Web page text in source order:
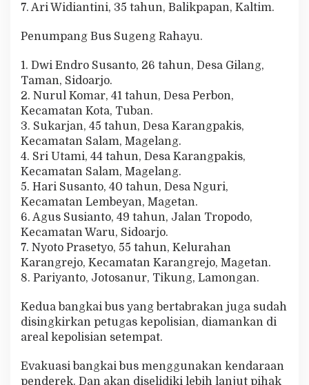
7. Ari Widiantini, 35 tahun, Balikpapan, Kaltim.
Penumpang Bus Sugeng Rahayu.
1. Dwi Endro Susanto, 26 tahun, Desa Gilang,
Taman, Sidoarjo.
2. Nurul Komar, 41 tahun, Desa Perbon,
Kecamatan Kota, Tuban.
3. Sukarjan, 45 tahun, Desa Karangpakis,
Kecamatan Salam, Magelang.
4. Sri Utami, 44 tahun, Desa Karangpakis,
Kecamatan Salam, Magelang.
5. Hari Susanto, 40 tahun, Desa Nguri,
Kecamatan Lembeyan, Magetan.
6. Agus Susianto, 49 tahun, Jalan Tropodo,
Kecamatan Waru, Sidoarjo.
7. Nyoto Prasetyo, 55 tahun, Kelurahan
Karangrejo, Kecamatan Karangrejo, Magetan.
8. Pariyanto, Jotosanur, Tikung, Lamongan.
Kedua bangkai bus yang bertabrakan juga sudah
disingkirkan petugas kepolisian, diamankan di
areal kepolisian setempat.
Evakuasi bangkai bus menggunakan kendaraan
penderek. Dan akan diselidiki lebih lanjut pihak